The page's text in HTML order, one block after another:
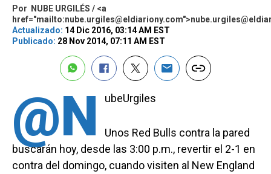
Por
NUBE URGILÉS / <a
Actualizado: 14 Dic 2016, 03:14 AM EST
Publicado: 28 Nov 2014, 07:11 AM EST
@N ubeUrgiles
Unos Red Bulls contra la pared
buscarán hoy, desde las 3:00 p.m., revertir el 2-1 en
contra del domingo, cuando visiten al New England